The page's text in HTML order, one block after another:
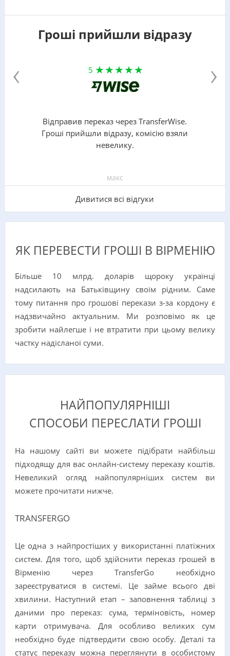
Гроші прийшли відразу
5
Відправив переказ через TransferWise.
Гроші прийшли відразу, комісію взяли
невелику.
макс
Дивитися всі відгуки
‹ ›
ЯК ПЕРЕВЕСТИ ГРОШІ В ВІРМЕНІЮ
Більше 10 млрд. доларів щороку українці
надсилають на Батьківщину своїм рідним. Саме
тому питання про грошові перекази з-за кордону є
надзвичайно актуальним. Ми розповімо як це
зробити найлегше і не втратити при цьому велику
частку надісланої суми.
НАЙПОПУЛЯРНІШІ
СПОСОБИ ПЕРЕСЛАТИ ГРОШІ
На нашому сайті ви можете підібрати найбільш
підходящу для вас онлайн-систему переказу коштів.
Невеликий огляд найпопулярніших систем ви
можете прочитати нижче.
TRANSFERGO
Це одна з найпростіших у використанні платіжних
систем. Для того, щоб здійснити переказ грошей в
Вірменію через TransferGo необхідно
зареєструватися в системі. Це займе всього дві
хвилини. Наступний етап – заповнення таблиці з
даними про переказ: сума, терміновість, номер
карти отримувача. Для особливо великих сум
необхідно буде підтвердити свою особу. Деталі та
статус переказу можна переглянути в особистому